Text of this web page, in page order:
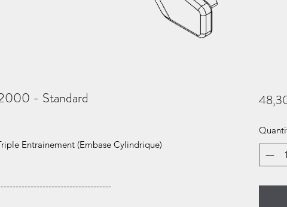
- Standard
Entrainement (Embase Cylindrique)